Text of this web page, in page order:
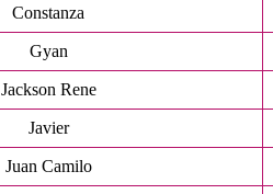
Constanza
Gyan
Jackson Rene
Javier
Juan Camilo